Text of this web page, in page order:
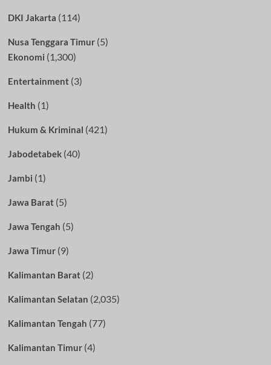
DKI Jakarta (114)
Nusa Tenggara Timur(5)
Ekonomi (1,300)
Entertainment(3)
Health (1)
Hukum & Kriminal (421)
Jabodetabek(40)
Jambi (1)
Jawa Barat(5)
Jawa Tengah (5)
Jawa Timur(9)
Kalimantan Barat(2)
Kalimantan Selatan (2,035)
Kalimantan Tengah (77)
Kalimantan Timur(4)